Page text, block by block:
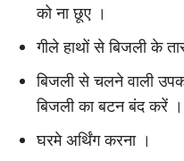
को ना छूए ।
गीले हाथों से बिजली के
बिजली से चलने वाली
बिजली का बटन बंद करें ।
घरमे अर्थिंग करना ।